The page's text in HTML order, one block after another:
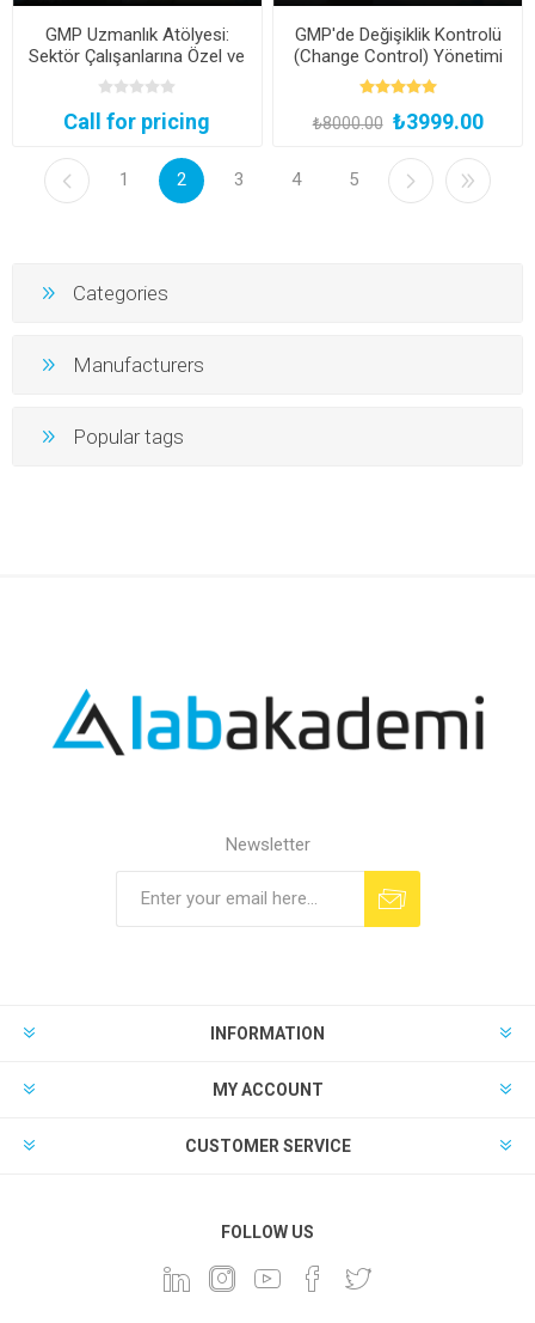
GMP Uzmanlık Atölyesi:
Sektör Çalışanlarına Özel ve
Uygulamalı GMP Uzmanlık
Eğitimi
Call for pricing
GMP'de Değişiklik Kontrolü
(Change Control) Yönetimi
ve Etki Analizi Eğitimi
(Kayıttan Hemen İzle)
₺8000.00 ₺3999.00
1 2 3 4 5
Categories
Manufacturers
Popular tags
Newsletter
INFORMATION
MY ACCOUNT
CUSTOMER SERVICE
FOLLOW US